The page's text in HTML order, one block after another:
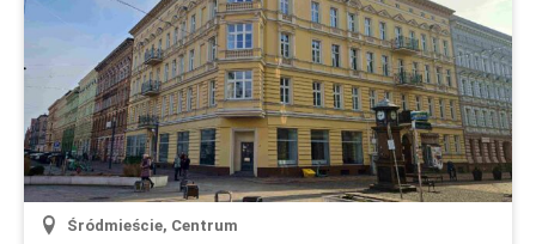
Śródmieście, Centrum